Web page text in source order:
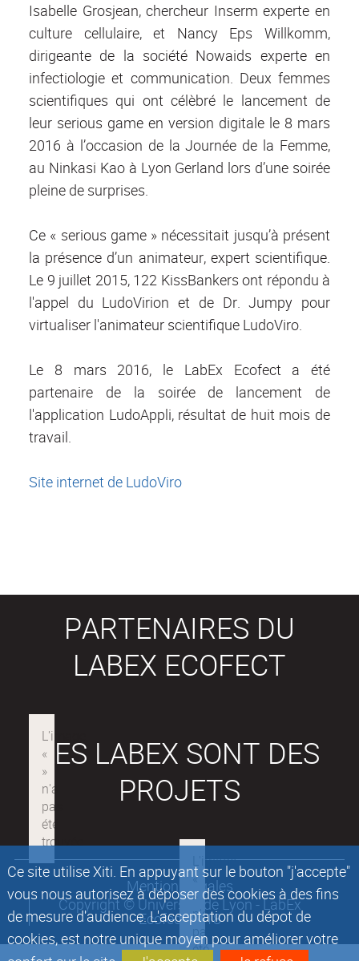
Ce site utilise Xiti. En appuyant sur le bouton "j'accepte"
vous nous autorisez à déposer des cookies à des fins
de mesure d'audience. L'acceptation du dépot de
cookies, est notre unique moyen pour améliorer votre
Isabelle Grosjean, chercheur Inserm experte en
culture cellulaire, et Nancy Eps Willkomm,
dirigeante de la société Nowaids experte en
infectiologie et communication. Deux femmes
scientifiques qui ont célèbré le lancement de
leur serious game en version digitale le 8 mars
2016 à l’occasion de la Journée de la Femme,
au Ninkasi Kao à Lyon Gerland lors d’une soirée
pleine de surprises.
Ce « serious game » nécessitait jusqu’à présent
la présence d’un animateur, expert scientifique.
Le 9 juillet 2015, 122 KissBankers ont répondu à
l'appel du LudoVirion et de Dr. Jumpy pour
virtualiser l'animateur scientifique LudoViro.
Le 8 mars 2016, le LabEx Ecofect a été
partenaire de la soirée de lancement de
l'application LudoAppli, résultat de huit mois de
travail.
Site internet de LudoViro
PARTENAIRES DU
LABEX ECOFECT
LES LABEX SONT DES
PROJETS
Mentions légales
Copyright © Université de Lyon - LabEx
Ecofect 2018